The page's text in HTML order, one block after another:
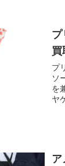
プ
買
プ
ソ
を
ヤ
ア